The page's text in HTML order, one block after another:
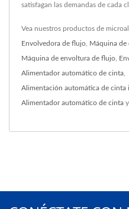
satisfagan las demandas de cada
Vea nuestros productos de
Envolvedora de flujo Máquina de
Máquina de envoltura de flujo
Alimentador automático de cinta
Alimentación automática de cinta
Alimentador automático de cinta